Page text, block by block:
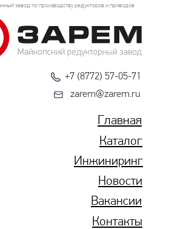
+7 (8772) 57-05-71
Каталог
Инжиниринг
Новости
Главная
Контакты
Вакансии
zarem@zarem.ru
завод по производству редукторов и приводов